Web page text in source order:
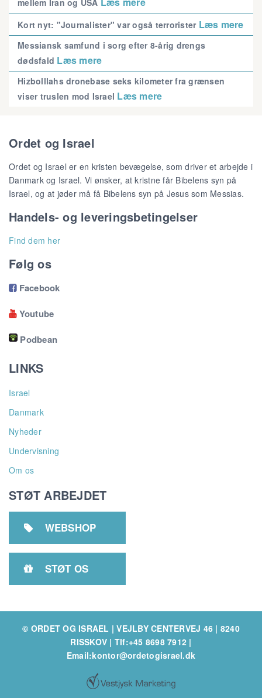
mellem Iran og USA
Kort nyt: "Journalister" var også terrorister Læs mere
Messiansk samfund i sorg efter 8-årig drengs
dødsfald Læs mere
Hizbolllahs dronebase seks kilometer fra grænsen
viser truslen mod Israel Læs mere
Ordet og Israel
Ordet og Israel er en kristen bevægelse, som driver et arbejde i
Danmark og Israel. Vi ønsker, at kristne får Bibelens syn på
Israel, og at jøder må få Bibelens syn på Jesus som Messias.
Handels- og leveringsbetingelser
Find dem her
Følg os
Facebook
Youtube
Podbean
LINKS
Israel
Danmark
Nyheder
Undervisning
Om os
STØT ARBEJDET
 WEBSHOP
 STØT OS
© ORDET OG ISRAEL | VEJLBY CENTERVEJ 46 | 8240
RISSKOV | Tlf:+45 8698 7912 |
Email:kontor@ordetogisrael.dk